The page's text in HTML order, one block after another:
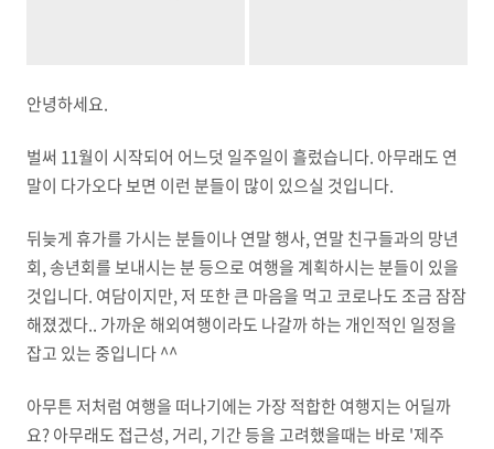
안녕하세요.
벌써 11월이 시작되어 어느덧 일주일이 흘렀습니다. 아무래도 연
말이 다가오다 보면 이런 분들이 많이 있으실 것입니다.
뒤늦게 휴가를 가시는 분들이나 연말 행사, 연말 친구들과의 망년
회, 송년회를 보내시는 분 등으로 여행을 계획하시는 분들이 있을
것입니다. 여담이지만, 저 또한 큰 마음을 먹고 코로나도 조금 잠잠
해졌겠다.. 가까운 해외여행이라도 나갈까 하는 개인적인 일정을
잡고 있는 중입니다 ^^
아무튼 저처럼 여행을 떠나기에는 가장 적합한 여행지는 어딜까
요? 아무래도 접근성, 거리, 기간 등을 고려했을때는 바로 '제주